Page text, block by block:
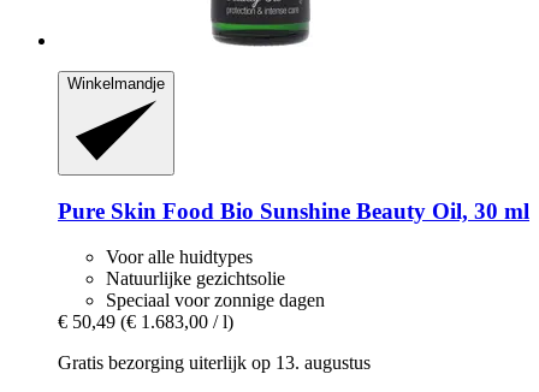
Winkelmandje
Pure Skin Food Bio Sunshine Beauty Oil, 30 ml
Voor alle huidtypes
Natuurlijke gezichtsolie
Speciaal voor zonnige dagen
€ 50,49 (€ 1.683,00 / l)
Gratis bezorging uiterlijk op 13. augustus